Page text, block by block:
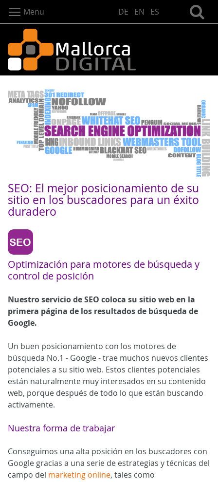
DE EN ES
Menu
SEO: El mejor posicionamiento de su
sitio en los buscadores para un éxito
duradero
Optimización para motores de búsqueda y
control de posición
Nuestro servicio de SEO coloca su sitio web en la
primera página de los resultados de búsqueda de
Google.
Un buen posicionamiento con los motores de
búsqueda No.1 - Google - trae muchos nuevos clientes
potenciales a su sitio web. Estos clientes potenciales
están naturalmente muy interesados en su contenido
web, porque después de todo lo que están buscando
activamente.
Nuestra forma de trabajar
Conseguimos una alta posición en los buscadores con
Google gracias a una serie de estrategias y técnicas del
campo del marketing online, tales como